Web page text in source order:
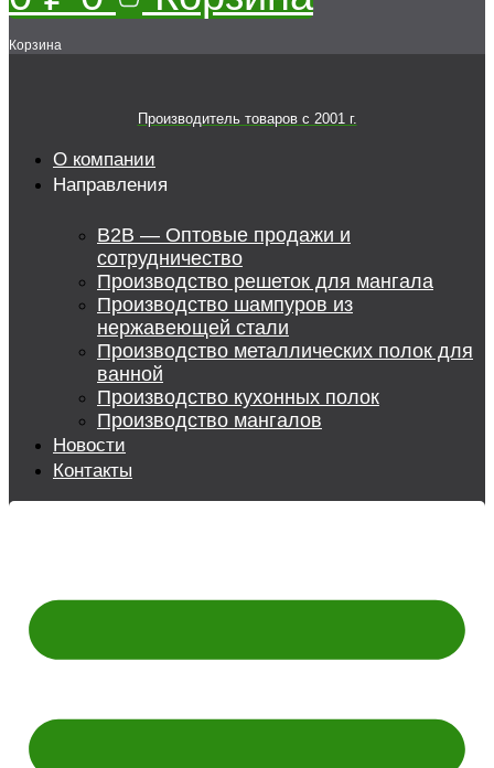
Корзина
Производитель товаров c 2001 г.
О компании
Направления
B2B — Оптовые продажи и
сотрудничество
Производство решеток для мангала
Производство шампуров из
нержавеющей стали
Производство металлических полок для
ванной
Производство кухонных полок
Производство мангалов
Новости
Контакты